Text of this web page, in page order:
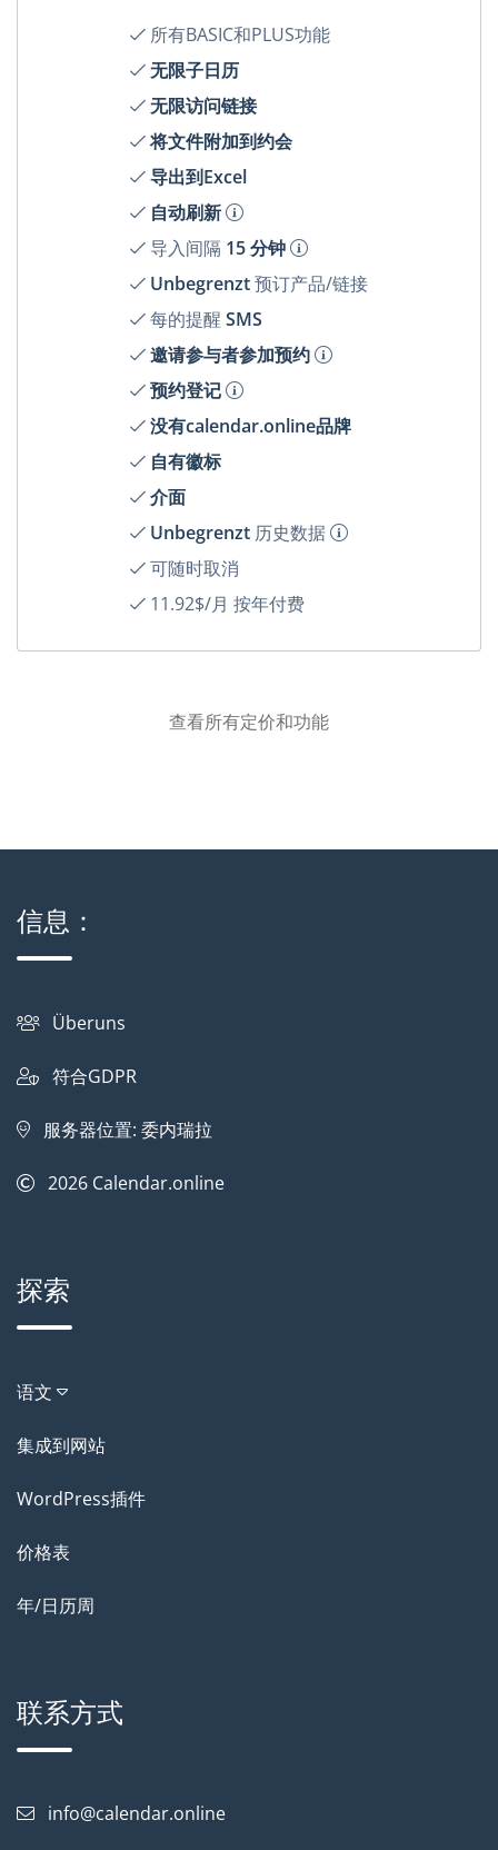
所有BASIC和PLUS功能
无限子日历
无限访问链接
将文件附加到约会
导出到Excel
自动刷新
导入间隔 15 分钟
Unbegrenzt预订产品/链接
每的提醒 SMS
邀请参与者参加预约
预约登记
没有calendar.online品牌
自有徽标
介面
Unbegrenzt 历史数据
可随时取消
11.92$/月 按年付费
查看所有定价和功能
信息：
Überuns
符合GDPR
服务器位置: 委内瑞拉
2026 Calendar.online
探索
语文
集成到网站
WordPress插件
价格表
年/日历周
联系方式
info@calendar.online